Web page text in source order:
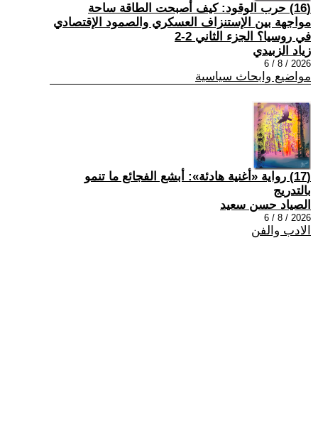
(16) حرب الوقود: كيف أصبحت الطاقة ساحة
مواجهة بين الإستنزاف العسكري والصمود الإقتصادي
في روسيا؟ الجزء الثاني 2-2
زياد الزبيدي
2026 / 8 / 6
مواضيع وابحاث سياسية
(17) رواية «أغنية هادئة»: أبشع الفجائع ما تنمو
بالتدريج
الصياد حسن سعيد
2026 / 8 / 6
الادب والفن